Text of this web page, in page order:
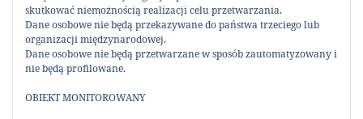
Zgłoszenie budowy lub wykonania innych robót
budowlanych (PB-2)
LOGO GALERII SZPARGAŁEK (0 POBRAŃ )
skutkować niemożnością realizacji celu przetwarzania.
Dane osobowe nie będą przekazywane do państwa trzeciego lub
organizacji międzynarodowej.
Dane osobowe nie będą przetwarzane w sposób zautomatyzowany i
nie będą profilowane.
OBIEKT MONITOROWANY